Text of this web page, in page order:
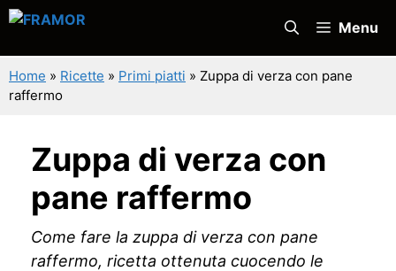
Vai
contenuto
Menu
Home » Ricette » Primi piatti » Zuppa di verza con pane
raffermo
Zuppa di verza con
pane raffermo
Come fare la zuppa di verza con pane
raffermo, ricetta ottenuta cuocendo le